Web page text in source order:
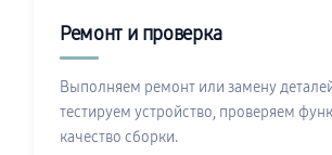
Ремонт и проверка
Выполняем ремонт или замену
тестируем устройство, проверяем
качество сборки.